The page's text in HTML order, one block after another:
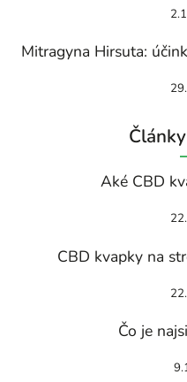
Mitragyna Hirsuta:
Aké CBD
CBD kvapky na
Čo je